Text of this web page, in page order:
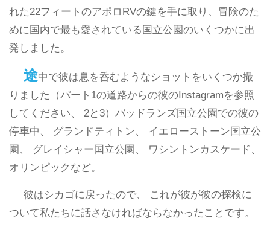
れた22フィートのアポロRVの鍵を手に取り、冒険のた
めに国内で最も愛されている国立公園のいくつかに出
発しました。
途中で彼は息を呑むようなショットをいくつか撮
りました（パート1の道路からの彼のInstagramを参照
してください、 2と3）バッドランズ国立公園での彼の
停車中、 グランドティトン、 イエローストーン国立公
園、 グレイシャー国立公園、 ワシントンカスケード、
オリンピックなど。
彼はシカゴに戻ったので、 これが彼が彼の探検に
ついて私たちに話さなければならなかったことです。